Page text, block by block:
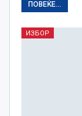
ПОВЕЌЕ...
ИЗБОР